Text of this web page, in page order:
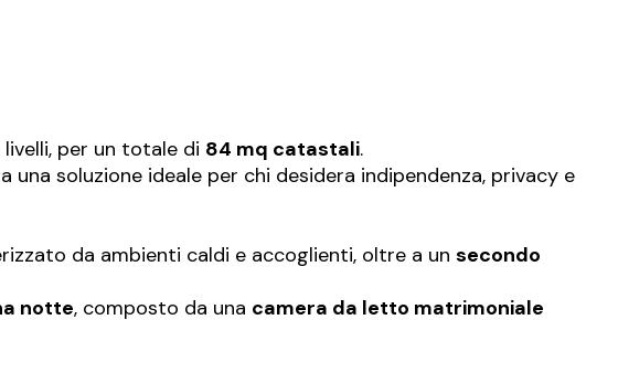
per un totale di 84 mq catastali.
una soluzione ideale per chi desidera indipendenza, privacy e
da ambienti caldi e accoglienti, oltre a un secondo
notte, composto da una camera da letto matrimoniale